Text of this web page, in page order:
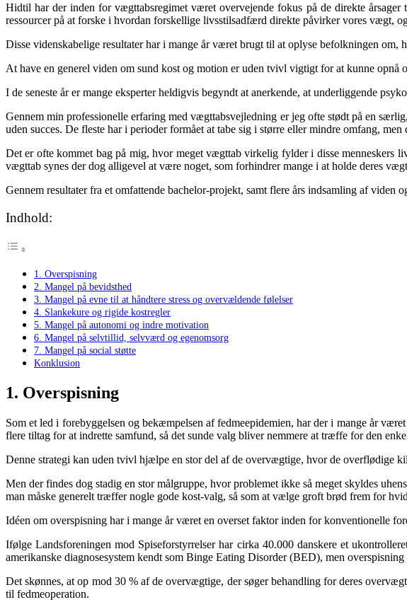
Hidtil har der inden for vægttabsregimet været overvejende fokus på de direkte
ressourcer på at forske i hvordan forskellige livsstilsadfærd direkte påvirker vores vægt,
Disse videnskabelige resultater har i mange år været brugt til at oplyse befolkningen
At have en generel viden om sund kost og motion er uden tvivl vigtigt for at kunne
I de seneste år er mange eksperter heldigvis begyndt at anerkende, at underliggende
Gennem min professionelle erfaring med vægttabsvejledning er jeg ofte stødt på en
uden succes. De fleste har i perioder formået at tabe sig i større eller mindre omfang,
Det er ofte kommet bag på mig, hvor meget vægttab virkelig fylder i disse menneskers
vægttab synes der dog alligevel at være noget, som forhindrer mange i at holde deres
Gennem resultater fra et omfattende bachelor-projekt, samt flere års indsamling af
Indhold:
1. Overspisning
2. Mangel på bevidsthed
3. Mangel på evne til at håndtere stress og overvældende følelser
4. Slankekure og rigide kostregler
5. Mangel på autonomi og indre motivation
6. Mangel på selvtillid, selvværd og egenomsorg
7. Mangel på social støtte
Konklusion
1. Overspisning
Som et led i forebyggelsen og bekæmpelsen af fedmeepidemien, har der i mange år
flere tiltag for at indrette samfund, så det sunde valg bliver nemmere at træffe for den
Denne strategi kan uden tvivl hjælpe en stor del af de overvægtige, hvor de overflødige
Men der findes dog stadig en stor målgruppe, hvor problemet ikke så meget skyldes
man måske generelt træffer nogle gode kost-valg, så som at vælge groft brød frem for
Idéen om overspisning har i mange år været en overset faktor inden for konventionelle
Ifølge Landsforeningen mod Spiseforstyrrelser har cirka 40.000 danskere et
amerikanske diagnosesystem kendt som Binge Eating Disorder (BED), men
Det skønnes, at op mod 30 % af de overvægtige, der søger behandling for deres
til fedmeoperation.